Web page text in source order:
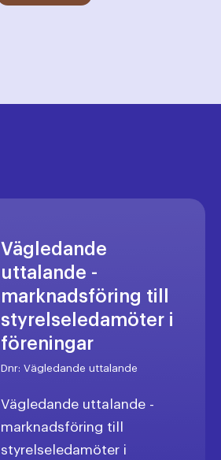
Vägledande
uttalande -
marknadsföring till
styrelseledamöter i
föreningar
Dnr:Vägledande uttalande
Vägledande uttalande -
marknadsföring till
styrelseledamöter i